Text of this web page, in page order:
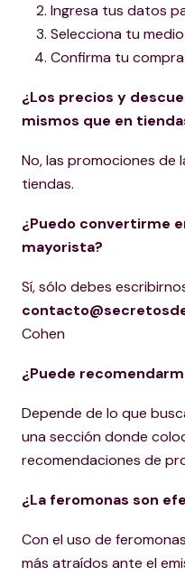
Ingresa tus datos
Selecciona tu
Confirma tu compra
¿Los precios y
mismos que en
No, las promociones de
tiendas.
¿Puedo convertirme
mayorista?
Sí, sólo debes
Cohen
¿Puede
Depende de lo que
una sección donde
recomendaciones de
¿La feromonas son
Con el uso de
más atraídos ante el